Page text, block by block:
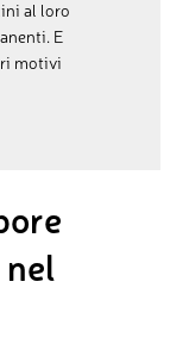
al loro
E
motivi